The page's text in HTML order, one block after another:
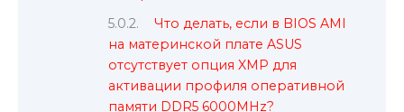
Что делать, если в BIOS AMI
на материнской плате ASUS
отсутствует опция XMP для
активации профиля оперативной
памяти DDR5 6000MHz?